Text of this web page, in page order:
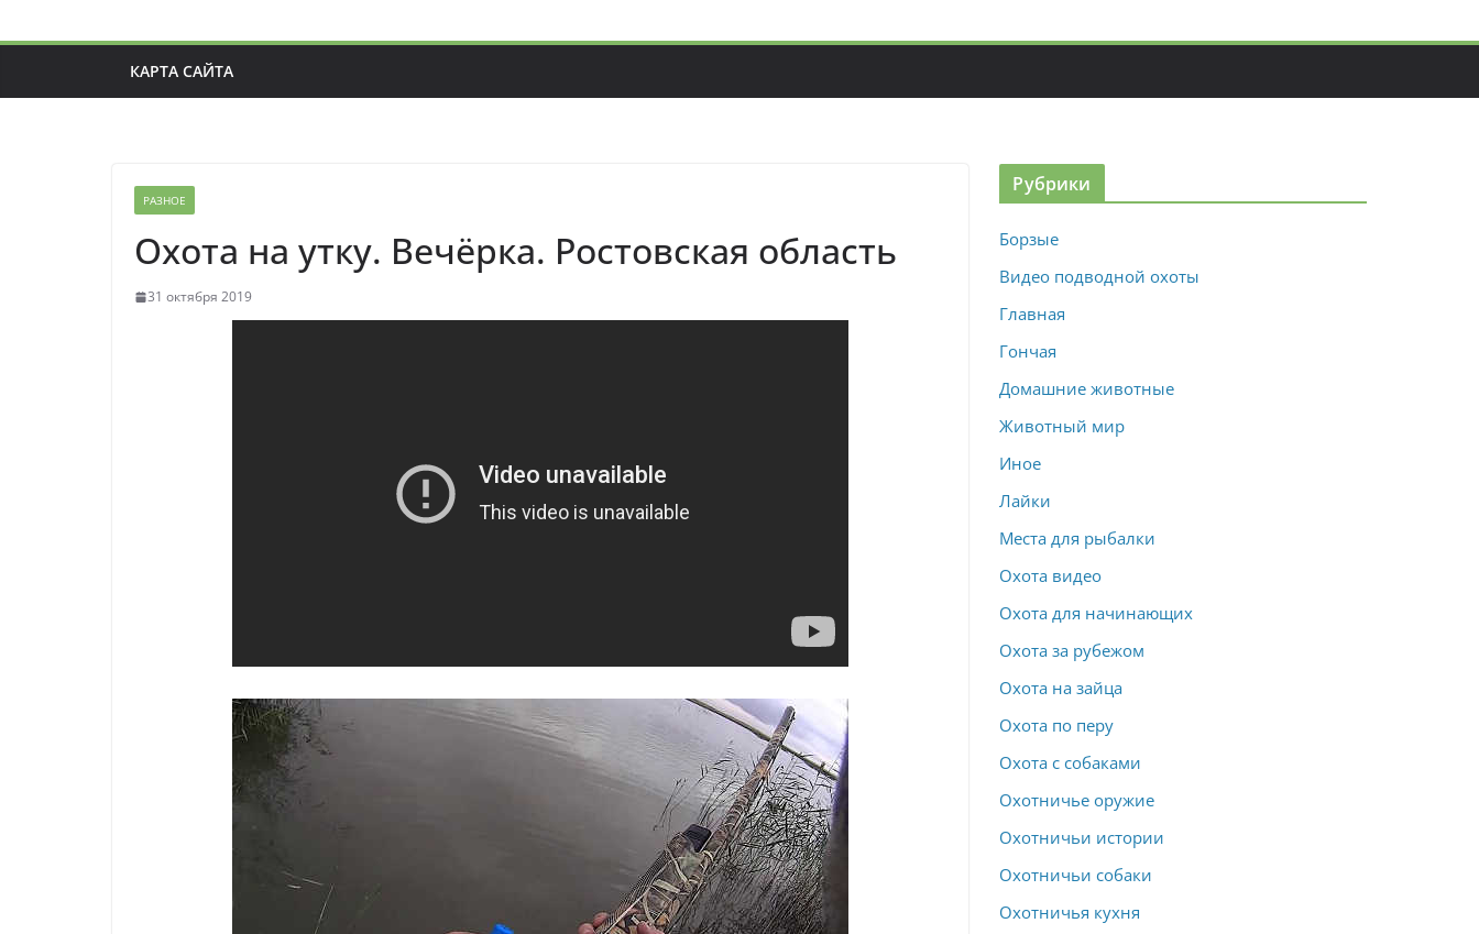
КАРТА САЙТА
РАЗНОЕ
Охота на утку. Вечёрка. Ростовская область
31 октября 2019
Рубрики
Борзые
Видео подводной охоты
Главная
Гончая
Домашние животные
Животный мир
Иное
Лайки
Места для рыбалки
Охота видео
Охота для начинающих
Охота за рубежом
Охота на зайца
Охота по перу
Охота с собаками
Охотничье оружие
Охотничьи истории
Охотничьи собаки
Охотничья кухня